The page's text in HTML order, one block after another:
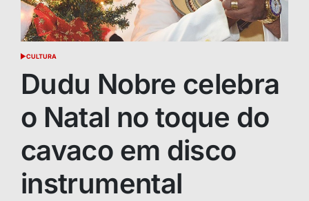
POSTED
CULTURA
Dudu Nobre celebra
o Natal no toque do
cavaco em disco
instrumental